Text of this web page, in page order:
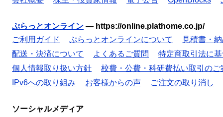
ぷらっとオンライン — https://online.plathome.co.jp/
ご利用ガイド
ぷらっとオンラインについて
見積書・
配送・決済について
よくあるご質問
特定商取引法に
個人情報取り扱い方針
校費・公費・科研費払い取引のご
IPv6への取り組み
お客様からの声 ご注文の取り消し
ソーシャルメディア